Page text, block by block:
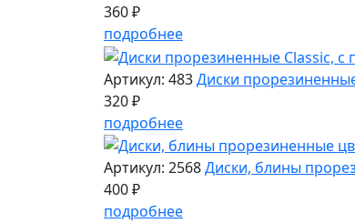
360 ₽
подробнее
Артикул: 483Диски
320 ₽
подробнее
Артикул: 2568Диски, блины
400 ₽
подробнее